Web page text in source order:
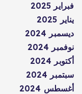
فبراير 2025
يناير 2025
ديسمبر 2024
نوفمبر 2024
أكتوبر 2024
سبتمبر 2024
أغسطس 2024